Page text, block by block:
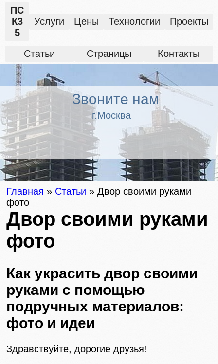
ПС
К3
5
Услуги Цены Технологии Проекты
Статьи Страницы Контакты
Звоните нам
г.Москва
Главная » Статьи » Двор своими руками
фото
Двор своими руками
фото
Как украсить двор своими
руками с помощью
подручных материалов:
фото и идеи
Здравствуйте, дорогие друзья!